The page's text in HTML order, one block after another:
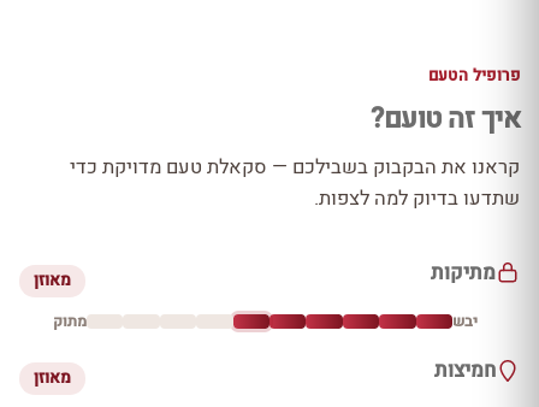
פרופיל הטעם
איך זה טועם?
קראנו את הבקבוק בשבילכם — סקאלת טעם מדויקת כדי
שתדעו בדיוק למה לצפות.
מתיקות מאוזן
יבש מתוק
חמיצות מאוזן